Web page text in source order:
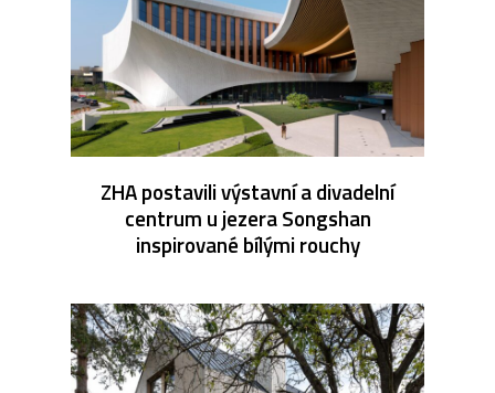
ZHA postavili výstavní a divadelní
centrum u jezera Songshan
inspirované bílými rouchy